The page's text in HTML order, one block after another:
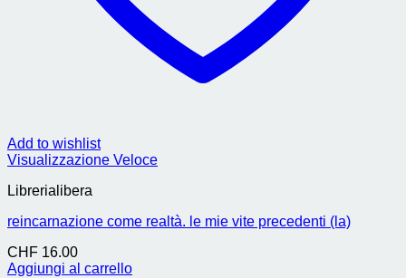
Add to wishlist
Visualizzazione Veloce
Librerialibera
reincarnazione come realtà. le mie vite precedenti (la)
CHF 16.00
Aggiungi al carrello